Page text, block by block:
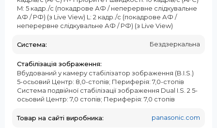
M: 5 кадр./с (покадрове АФ / неперервне слідкувальне
АФ / РФ) (з Live View) L: 2 кадр./с (покадрове АФ /
неперервне слідкувальне АФ / РФ) (з Live View)
Система: Бездзеркальна
Стабілізація зображення:
Вбудований у камеру стабілізатор зображення (B.I.S.)
5-осьовий Центр: 8,0-стопів; Периферія: 7,0-стопів
Система подвійної стабілізації зображення Dual I.S. 2 5-
осьовий Центр: 7,0 стопів; Периферія: 7,0 стопів
Товар на сайті виробника: panasonic.com